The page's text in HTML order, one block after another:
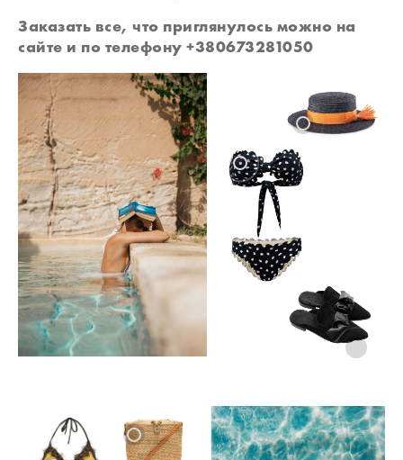
Заказать все, что приглянулось можно на
сайте и по телефону +380673281050